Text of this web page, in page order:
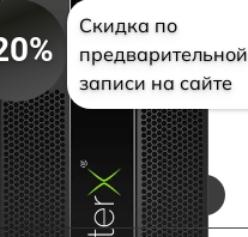
Скидка по
предварительной
записи на сайте
Цены на ремонт